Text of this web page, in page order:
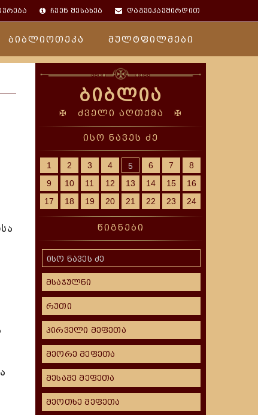
ჩვენ შესახებ დაგვიკავშირდით
ბიბლიოთეკა მულტფილმები
ბიბლია
✠ ძველი აღთქმა ✠
ისო ნავეს ძე
1 2 3 4 5 6 7
8
9
10 11 12 13 14 15
16
17
18 19 20 21 22 23 24
წიგნები
ისო ნავეს ძე
მსაჯულნი
რუთი
პირველი მეფეთა
მეორე მეფეთა
მესამე მეფეთა
მეოთხე მეფეთა